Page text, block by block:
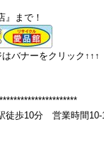
』まで！
バナーをクリック↑↑↑
歩10分 営業時間10-